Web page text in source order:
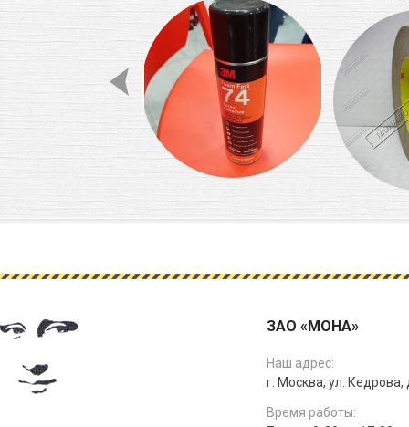
ЗАО «МОНА»
Наш адрес:
г. Москва, ул. Кедрова,
Время работы: